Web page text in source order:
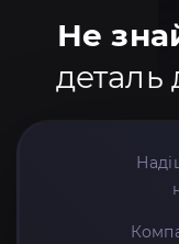
Не
деталь